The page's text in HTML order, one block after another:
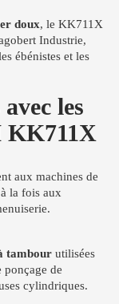
doux, le KK711X
Industrie,
ébénistes et les
les
KK711X
aux machines de
la fois aux
tambour utilisées
ponçage de
cylindriques.